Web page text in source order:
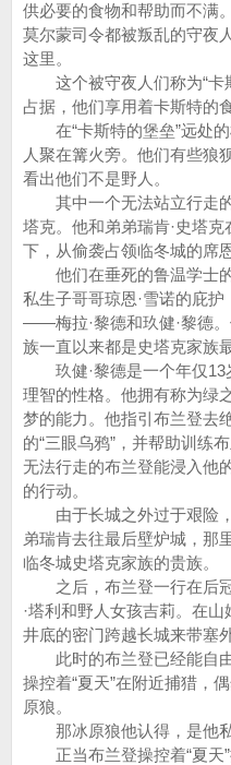
供必要的食物和帮助而不满
莫尔蒙司令都被叛乱的守夜
这里。
这个被守夜人们称为“卡
占据，他们享用着卡斯特的
在“卡斯特的堡垒”远处的
人聚在篝火旁。他们有些狼
看出他们不是野人。
其中一个无法站立行走的
塔克。他和弟弟瑞肯·史塔
下，从偷袭占领临冬城的席
他们在垂死的鲁温学士的
私生子哥哥琼恩·雪诺的庇
——梅拉·黎德和玖健·黎德
族一直以来都是史塔克家族
玖健·黎德是一个年仅13
理智的性格。他拥有称为绿
梦的能力。他指引布兰登去
的“三眼乌鸦”，并帮助训练
无法行走的布兰登能浸入他
的行动。
由于长城之外过于艰险，
弟瑞肯去往最后壁炉城，那
临冬城史塔克家族的贵族。
之后，布兰登一行在后冠
·塔利和野人女孩吉莉。在
井底的密门跨越长城来带塞外
此时的布兰登已经能自由
操控着“夏天”在附近捕猎，
原狼。
那冰原狼他认得，是他私
正当布兰登操控着“夏天”